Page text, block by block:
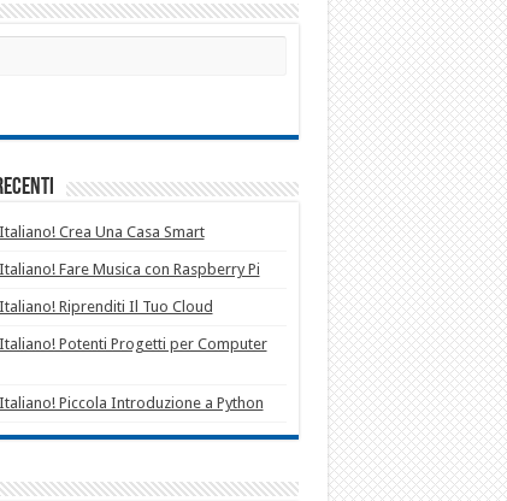
Crea Una Casa Smart
Fare Musica con Raspberry Pi
Riprenditi Il Tuo Cloud
Italiano! Potenti Progetti per Computer
Piccola Introduzione a Python